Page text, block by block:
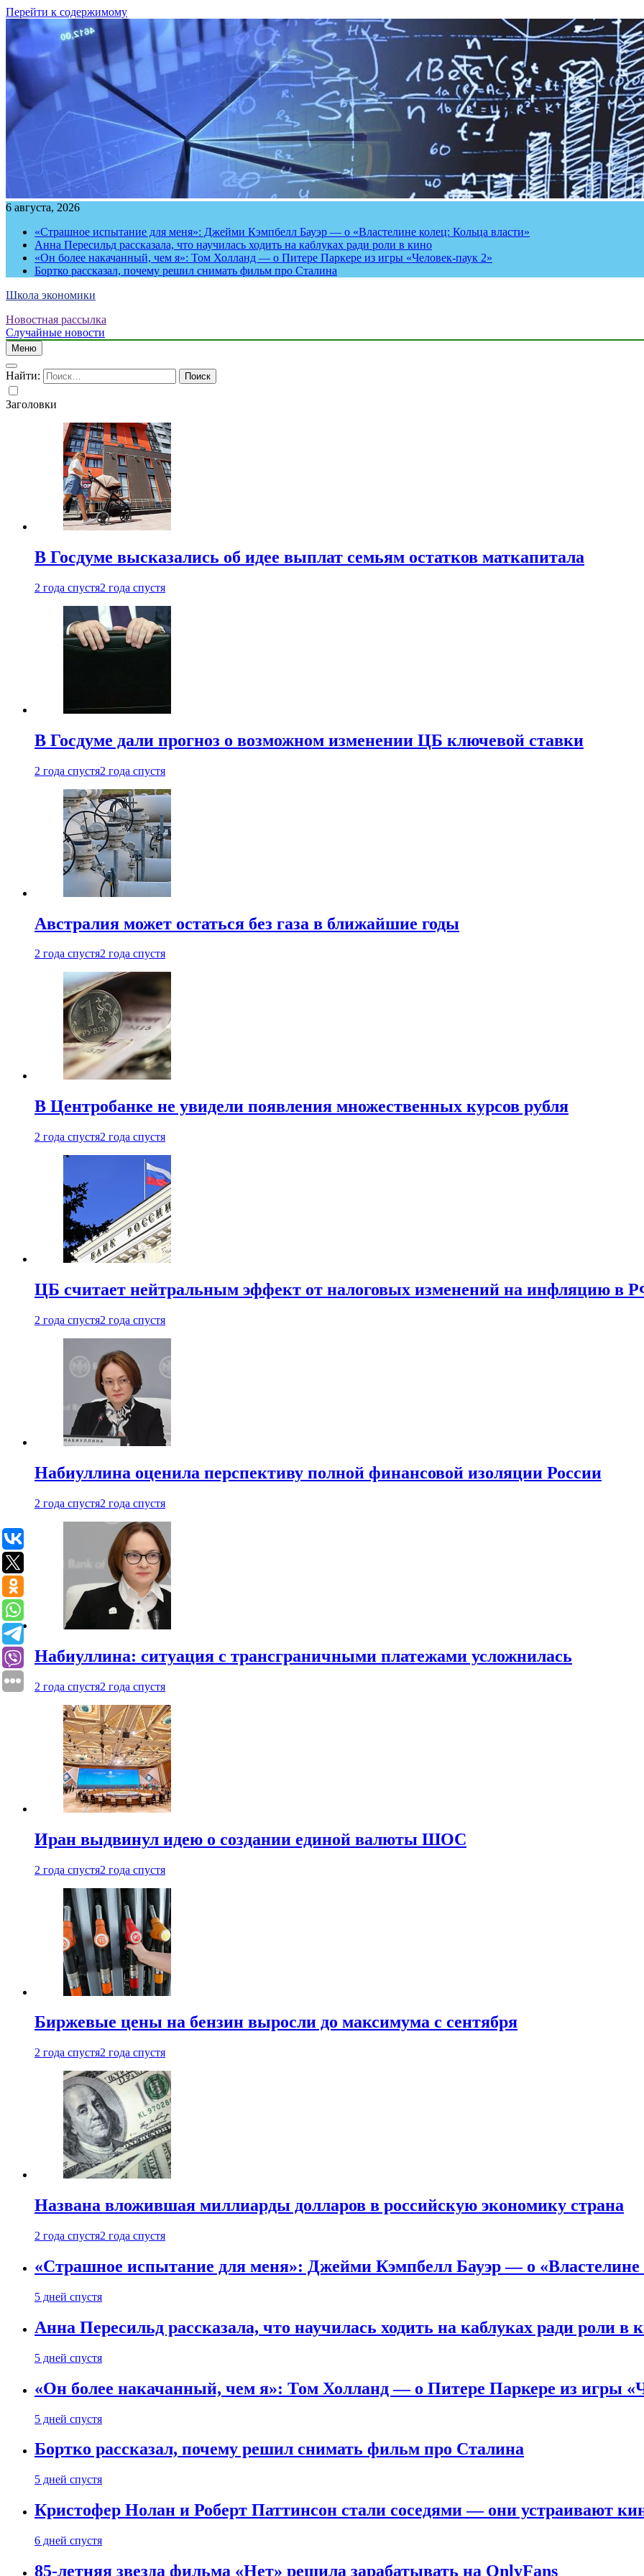
Перейти к содержимому
6 августа, 2026
«Страшное испытание для меня»: Джейми Кэмпбелл Бауэр — о «Властелине колец: Кольца власти»
Анна Пересильд рассказала, что научилась ходить на каблуках ради роли в кино
«Он более накачанный, чем я»: Том Холланд — о Питере Паркере из игры «Человек-паук 2»
Бортко рассказал, почему решил снимать фильм про Сталина
Школа экономики
Новостная рассылка
Случайные новости
Меню
Найти:
Заголовки
В Госдуме высказались об идее выплат семьям остатков маткапитала
2 года спустя2 года спустя
В Госдуме дали прогноз о возможном изменении ЦБ ключевой ставки
2 года спустя2 года спустя
Австралия может остаться без газа в ближайшие годы
2 года спустя2 года спустя
В Центробанке не увидели появления множественных курсов рубля
2 года спустя2 года спустя
ЦБ считает нейтральным эффект от налоговых изменений на инфляцию в
2 года спустя2 года спустя
Набиуллина оценила перспективу полной финансовой изоляции России
2 года спустя2 года спустя
Набиуллина: ситуация с трансграничными платежами усложнилась
2 года спустя2 года спустя
Иран выдвинул идею о создании единой валюты ШОС
2 года спустя2 года спустя
Биржевые цены на бензин выросли до максимума с сентября
2 года спустя2 года спустя
Названа вложившая миллиарды долларов в российскую экономику страна
2 года спустя2 года спустя
«Страшное испытание для меня»: Джейми Кэмпбелл Бауэр — о «Властелине
5 дней спустя
Анна Пересильд рассказала, что научилась ходить на каблуках ради роли в
5 дней спустя
«Он более накачанный, чем я»: Том Холланд — о Питере Паркере из игры
5 дней спустя
Бортко рассказал, почему решил снимать фильм про Сталина
5 дней спустя
Кристофер Нолан и Роберт Паттинсон стали соседями — они устраивают
6 дней спустя
85-летняя звезда фильма «Нет» решила зарабатывать на OnlyFans